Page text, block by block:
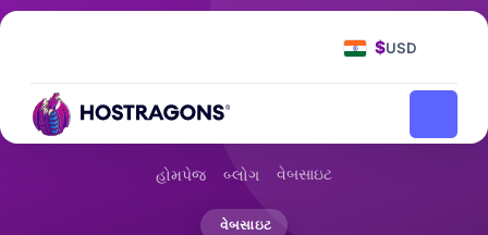
$USD
હોમપેજ બ્લોગ વેબસાઇટ
વેબસાઇટ